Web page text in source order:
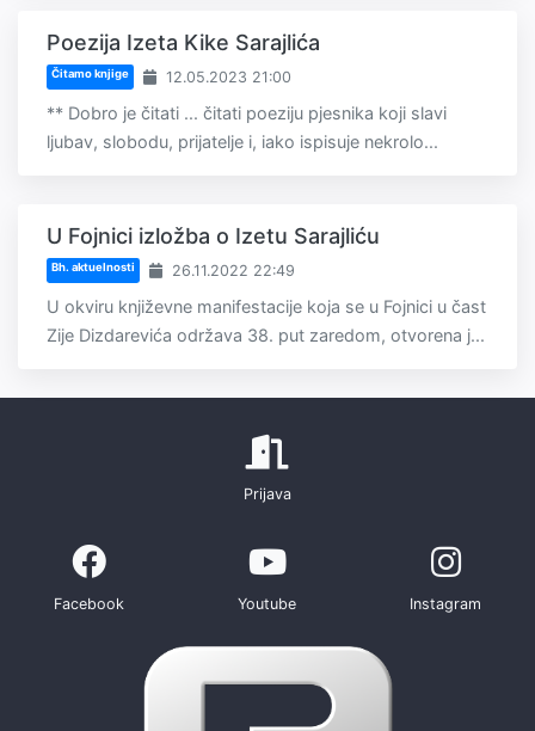
Poezija Izeta Kike Sarajlića
Čitamo knjige 12.05.2023 21:00
** Dobro je čitati ... čitati poeziju pjesnika koji slavi
ljubav, slobodu, prijatelje i, iako ispisuje nekrolo...
U Fojnici izložba o Izetu Sarajliću
Bh. aktuelnosti 26.11.2022 22:49
U okviru književne manifestacije koja se u Fojnici u čast
Zije Dizdarevića održava 38. put zaredom, otvorena j...
Prijava
Facebook Youtube Instagram